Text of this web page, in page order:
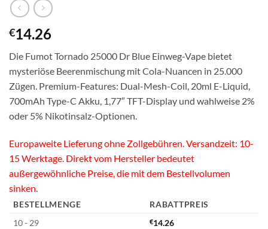
€14.26
Die Fumot Tornado 25000 Dr Blue Einweg-Vape bietet
mysteriöse Beerenmischung mit Cola-Nuancen in 25.000
Zügen. Premium-Features: Dual-Mesh-Coil, 20ml E-Liquid,
700mAh Type-C Akku, 1,77″ TFT-Display und wahlweise 2%
oder 5% Nikotinsalz-Optionen.
Europaweite Lieferung ohne Zollgebühren. Versandzeit: 10-
15 Werktage. Direkt vom Hersteller bedeutet
außergewöhnliche Preise, die mit dem Bestellvolumen
sinken.
BESTELLMENGE
RABATTPREIS
10 - 29
€14.26